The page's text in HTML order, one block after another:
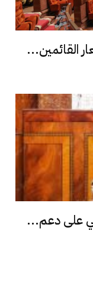
القائمين...